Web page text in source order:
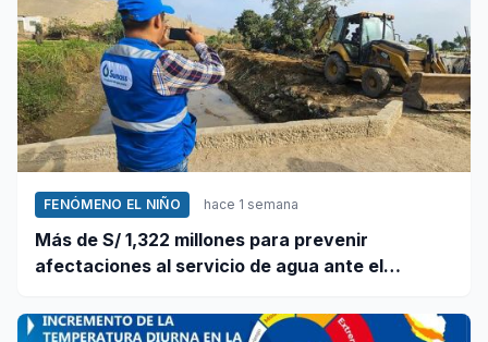
FENÓMENO EL NIÑO hace 1 semana
Más de S/ 1,322 millones para prevenir
afectaciones al servicio de agua ante el